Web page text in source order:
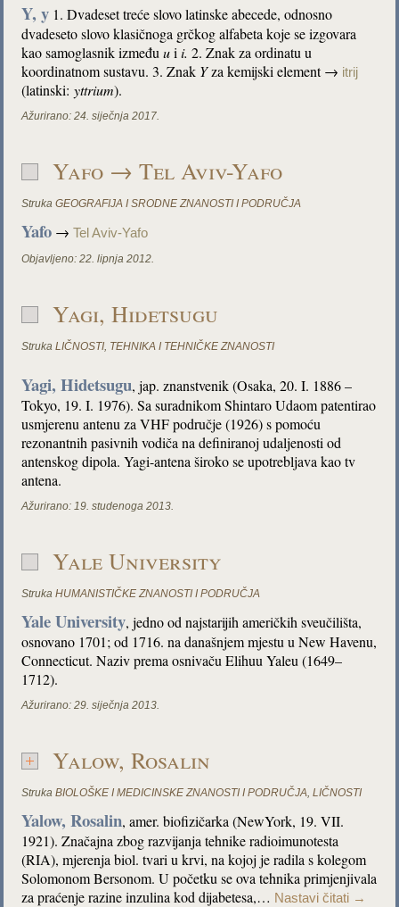
Y, y 1. Dvadeset treće slovo latinske abecede, odnosno
dvadeseto slovo klasičnoga grčkog alfabeta koje se izgovara
kao samoglasnik izmeđuui i.2. Znak za ordinatu u
koordinatnom sustavu.3. Znak Yza kemijski element → itrij
(latinski:yttrium).
Ažurirano: 24. siječnja 2017.
Yafo → Tel Aviv-Yafo
Struka GEOGRAFIJA I SRODNE ZNANOSTI I PODRUČJA
Yafo →Tel Aviv-Yafo
Objavljeno: 22. lipnja 2012.
Yagi, Hidetsugu
Struka LIČNOSTI, TEHNIKA I TEHNIČKE ZNANOSTI
Yagi, Hidetsugu, jap. znanstvenik (Osaka, 20. I. 1886 –
Tokyo, 19. I. 1976). Sa suradnikom Shintaro Udaom patentirao
usmjerenu antenu za VHF područje (1926) s pomoću
rezonantnih pasivnih vodiča na definiranoj udaljenosti od
antenskog dipola. Yagi-antena široko se upotrebljava kao tv
antena.
Ažurirano: 19. studenoga 2013.
Yale University
Struka HUMANISTIČKE ZNANOSTI I PODRUČJA
Yale University, jedno od najstarijih američkih sveučilišta,
osnovano 1701; od 1716. na današnjem mjestu u New Havenu,
Connecticut. Naziv prema osnivaču Elihuu Yaleu (1649–
1712).
Ažurirano: 29. siječnja 2013.
Yalow, Rosalin
Struka BIOLOŠKE I MEDICINSKE ZNANOSTI I PODRUČJA,LIČNOSTI
Yalow, Rosalin, amer. biofizičarka (NewYork, 19. VII.
1921). Značajna zbog razvijanja tehnike radioimunotesta
(RIA), mjerenja biol. tvari u krvi, na kojoj je radila s kolegom
Solomonom Bersonom. U početku se ova tehnika primjenjivala
za praćenje razine inzulina kod dijabetesa,… Nastavi čitati →